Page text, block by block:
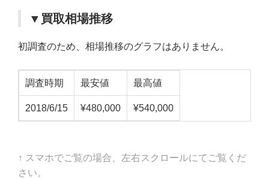
▼買取相場推移
初調査のため、相場推移のグラフはありません。
調査時期 最安値 最高値
2018/6/15 ¥480,000 ¥540,000
↑ スマホでご覧の場合、左右スクロールにてご覧くだ
さい。